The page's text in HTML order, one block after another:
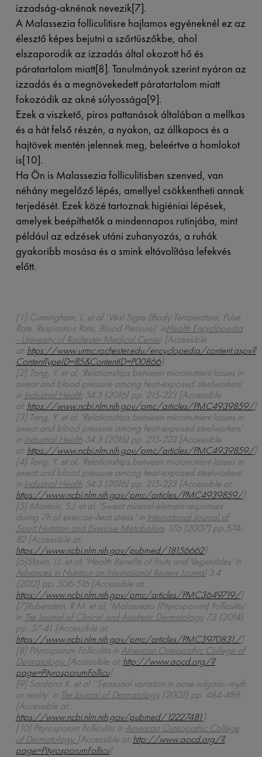
izzadság-aknénak nevezik[7].
A Malassezia folliculitisre hajlamos egyéneknél ez az
élesztő képes bejutni a szőrtüszőkbe, ahol
elszaporodik az izzadás által okozott hő és
páratartalom miatt[8]. Tanulmányok szerint nyáron az
izzadás és a megnövekedett páratartalom miatt
fokozódik az akné súlyossága[9].
Ezek a viszkető, piros pattanások általában a mellkas
és a hát felső részén, a nyakon, az állkapocs és a
hajtövek mentén jelennek meg, beleértve a homlokot
is[10].
Ha Ön is Malassezia folliculitisben szenved, van
néhány megelőző lépés, amellyel csökkentheti annak
terjedését. Ezek közé tartoznak higiéniai lépések,
amelyek beépíthetők a mindennapos rutinjába, mint
például az edzések utáni zuhanyozás, a ruhák
gyakoribb mosása és a smink eltávolítása lefekvés
előtt.
[1] Cunningham, L. et al ‘Vital Signs (Body Temperature, Pulse
Rate, Respiration Rate, Blood Pressure)’ inHealth Encyclopedia
- University of Rochester Medical Center. [Accessible
at:https://www.urmc.rochester.edu/encyclopedia/content.aspx?
ContentTypeID=85&ContentID=P00866]
[2] Tang, Y. et al, 'Relationships between micronutrient losses in
sweat and blood pressure among heat-exposed steelworkers'
in Industrial Health54.3 (2016) pp. 215-223 [Accessible
at:https://www.ncbi.nlm.nih.gov/pmc/articles/PMC4939859/]
[3] Tang, Y. et al, 'Relationships between micronutrient losses in
sweat and blood pressure among heat-exposed steelworkers'
in Industrial Health54.3 (2016) pp. 215-223 [Accessible
at:https://www.ncbi.nlm.nih.gov/pmc/articles/PMC4939859/]
[4] Tang, Y. et al, 'Relationships between micronutrient losses in
sweat and blood pressure among heat-exposed steelworkers'
in Industrial Health54.3 (2016) pp. 215-223 [Accessible at:
https://www.ncbi.nlm.nih.gov/pmc/articles/PMC4939859/]
[5] Montain, S.J. et al, 'Sweat mineral-element responses
during 7h of exercise-heat stress.' in International Journal of
Sport Nutrition and Exercise Metabolism17.6 (2007) pp.574-
82 [Accessible at:
https://www.ncbi.nlm.nih.gov/pubmed/18156662]
[6]Slavin, J.L. et al, 'Health Benefits of Fruits and Vegetables' in
Advances in Nutrition an International Review Journal3.4
(2012) pp. 506-516 [Accessible at:
https://www.ncbi.nlm.nih.gov/pmc/articles/PMC3649719/]
[7]Rubenstein, R.M. et al, 'Malassezia (Pityrosporum) Folliculitis'
in The Journal of Clinical and Aesthetic Dermatology7.3 (2014)
pp. 37-41 [Accessible at:
https://www.ncbi.nlm.nih.gov/pmc/articles/PMC3970831/]
[8] Pityrosporum Folliculitis inAmerican Osteopathic College of
Dermatology. [Accessible at:http://www.aocd.org/?
page=PityrosporumFollicu]
[9] Sardana K. et al ‘’Seasonal variation in acne vulgaris--myth
or reality’ in The Journal of Dermatology(2002) pp. 484-488.
[Accessible at:
https://www.ncbi.nlm.nih.gov/pubmed/12227481]
[10] Pityrosporum Folliculitis inAmerican Osteopathic College
of Dermatology. [Accessible at:http://www.aocd.org/?
page=PityrosporumFollicu]